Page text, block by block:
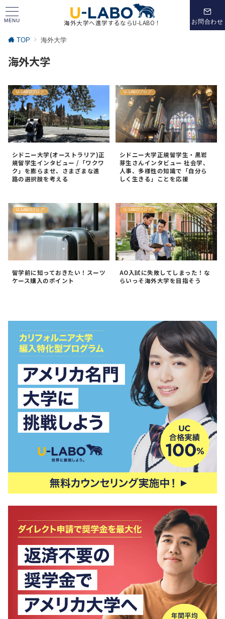
MENU 海外大学へ進学するならU-LABO！ お問合わせ
TOP 海外大学
海外大学
U-LABOブログ
シドニー大学(オーストラリア)正
規留学生インタビュー /「ワクワ
ク」を膨らませ、さまざまな進
路の選択肢を考える
U-LABOブログ
シドニー大学正規留学生・黒岩
芽生さんインタビュー 社会学、
人事、多様性の知識で「自分ら
しく生きる」ことを応援
U-LABOブログ
留学前に知っておきたい！スーツ
ケース購入のポイント
U-LABOブログ
AO入試に失敗してしまった！な
らいっそ海外大学を目指そう